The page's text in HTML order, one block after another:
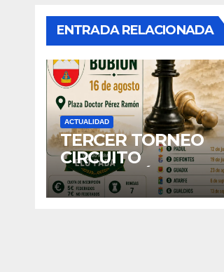
ENTRADA RELACIONADA
ACTUALIDAD
TERCER TORNEO
CIRCUITO
DIPUTACIÓN:
BUBION